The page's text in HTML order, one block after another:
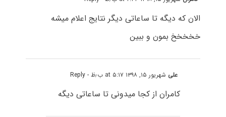
الان که دیگه تا ساعاتی دیگر نتایج اعلام میشه
خخخخخ بمون و ببین
علی شهریور ۱۵, ۱۳۹۸ at ۵:۱۷ ب٫ظ - Reply
کامران از کجا میدونی تا ساعاتی دیگه